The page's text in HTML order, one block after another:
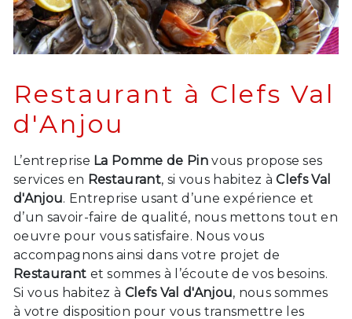
Restaurant à Clefs Val
d'Anjou
L’entreprise La Pomme de Pinvous propose ses
services en Restaurant, si vous habitez àClefs Val
d'Anjou. Entreprise usant d’une expérience et
d’un savoir-faire de qualité, nous mettons tout en
oeuvre pour vous satisfaire. Nous vous
accompagnons ainsi dans votre projet de
Restaurant et sommes à l’écoute de vos besoins.
Si vous habitez à Clefs Val d'Anjou, nous sommes
à votre disposition pour vous transmettre les